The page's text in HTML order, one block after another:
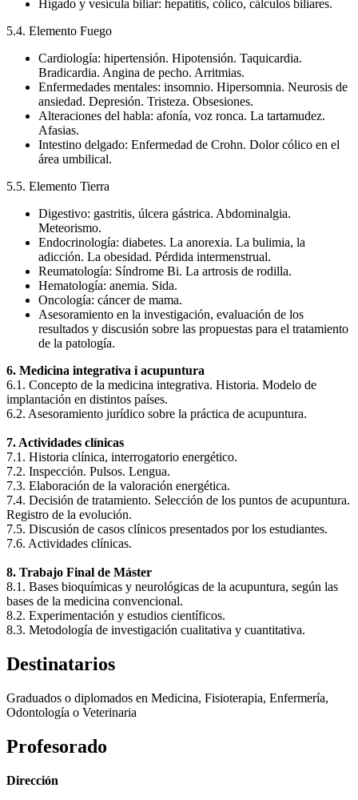
Hígado y vesícula biliar: hepatitis, cólico, cálculos biliares.
5.4. Elemento Fuego
Cardiología: hipertensión. Hipotensión. Taquicardia.
Bradicardia. Angina de pecho. Arritmias.
Enfermedades mentales: insomnio. Hipersomnia. Neurosis de
ansiedad. Depresión. Tristeza. Obsesiones.
Alteraciones del habla: afonía, voz ronca. La tartamudez.
Afasias.
Intestino delgado: Enfermedad de Crohn. Dolor cólico en el
área umbilical.
5.5. Elemento Tierra
Digestivo: gastritis, úlcera gástrica. Abdominalgia.
Meteorismo.
Endocrinología: diabetes. La anorexia. La bulimia, la
adicción. La obesidad. Pérdida intermenstrual.
Reumatología: Síndrome Bi. La artrosis de rodilla.
Hematología: anemia. Sida.
Oncología: cáncer de mama.
Asesoramiento en la investigación, evaluación de los
resultados y discusión sobre las propuestas para el tratamiento
de la patología.
6. Medicina integrativa i acupuntura
6.1. Concepto de la medicina integrativa. Historia. Modelo de
implantación en distintos países.
6.2. Asesoramiento jurídico sobre la práctica de acupuntura.
7. Actividades clínicas
7.1. Historia clínica, interrogatorio energético.
7.2. Inspección. Pulsos. Lengua.
7.3. Elaboración de la valoración energética.
7.4. Decisión de tratamiento. Selección de los puntos de acupuntura.
Registro de la evolución.
7.5. Discusión de casos clínicos presentados por los estudiantes.
7.6. Actividades clínicas.
8. Trabajo Final de Máster
8.1. Bases bioquímicas y neurológicas de la acupuntura, según las
bases de la medicina convencional.
8.2. Experimentación y estudios científicos.
8.3. Metodología de investigación cualitativa y cuantitativa.
Destinatarios
Graduados o diplomados en Medicina, Fisioterapia, Enfermería,
Odontología o Veterinaria
Profesorado
Dirección